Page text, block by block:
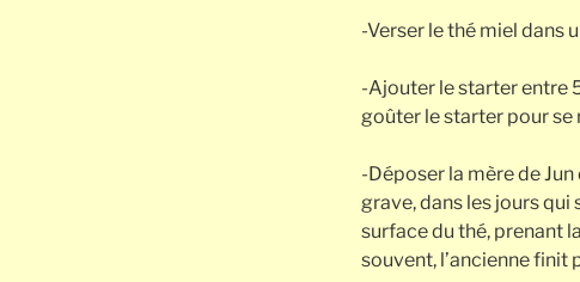
-Verser le thé miel dans
-Ajouter le starter entre
goûter le starter pour se
-Déposer la mère de
grave, dans les jours
surface du thé, prenant
souvent, l’ancienne finit